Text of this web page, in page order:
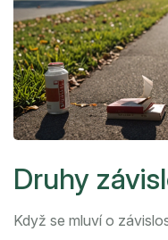
Druhy
Když se mluví o